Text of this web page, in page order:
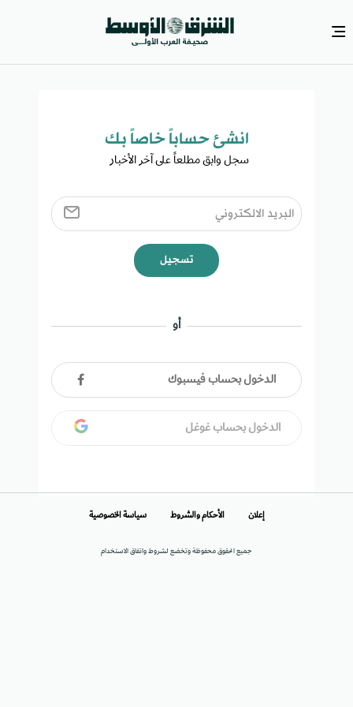
انشئ حساباً خاصاً بك​
سجل وابق مطلعاً على آخر الأخبار ​
تسجيل
أو
الدخول بحساب فيسبوك
الدخول بحساب غوغل
جميع الحقوق محفوظة وتخضع لشروط واتفاق الاستخدام
إعلان الأحكام والشروط سياسة الخصوصية